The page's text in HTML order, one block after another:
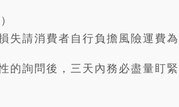
失請消費者自行負擔風險運費為
的詢問後，三天內務必盡量盯